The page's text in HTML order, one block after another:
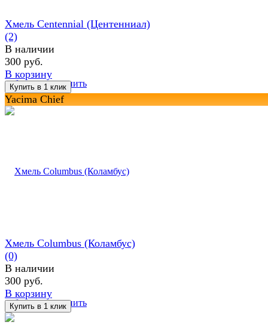
избранное сравнить
Хмель Centennial (Центенниал)
(2)
В наличии
300 руб.
В корзину
Yacima Chief
избранное сравнить
Хмель Columbus (Коламбус)
(0)
В наличии
300 руб.
В корзину